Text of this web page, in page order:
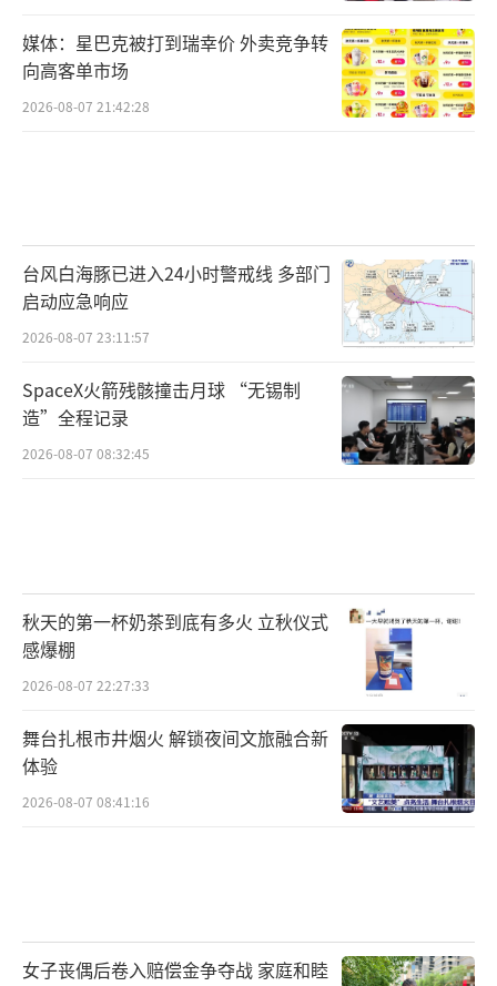
媒体：星巴克被打到瑞幸价 外卖竞争转
向高客单市场
2026-08-07 21:42:28
台风白海豚已进入24小时警戒线 多部门
启动应急响应
2026-08-07 23:11:57
SpaceX火箭残骸撞击月球 “无锡制
造”全程记录
2026-08-07 08:32:45
秋天的第一杯奶茶到底有多火 立秋仪式
感爆棚
2026-08-07 22:27:33
舞台扎根市井烟火 解锁夜间文旅融合新
体验
2026-08-07 08:41:16
女子丧偶后卷入赔偿金争夺战 家庭和睦